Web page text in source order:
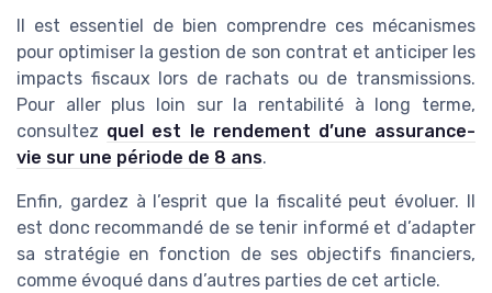
Il est essentiel de bien comprendre ces mécanismes
pour optimiser la gestion de son contrat et anticiper les
impacts fiscaux lors de rachats ou de transmissions.
Pour aller plus loin sur la rentabilité à long terme,
consultez quel est le rendement d’une assurance-
vie sur une période de 8 ans.
Enfin, gardez à l’esprit que la fiscalité peut évoluer. Il
est donc recommandé de se tenir informé et d’adapter
sa stratégie en fonction de ses objectifs financiers,
comme évoqué dans d’autres parties de cet article.